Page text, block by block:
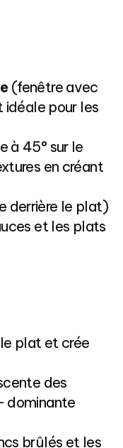
(fenêtre avec
pour les
à 45° sur le
en créant
derrière le plat)
et les plats
plat et crée
des
dominante
brûlés et les